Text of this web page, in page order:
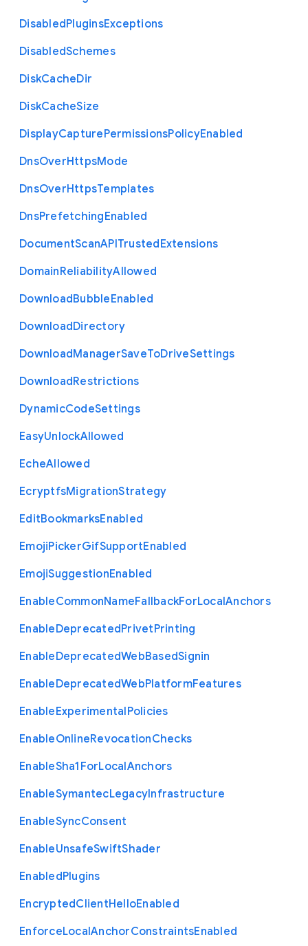
DisabledPluginsExceptions
DisabledSchemes
DiskCacheDir
DiskCacheSize
DisplayCapturePermissionsPolicyEnabled
DnsOverHttpsMode
DnsOverHttpsTemplates
DnsPrefetchingEnabled
DocumentScanAPITrustedExtensions
DomainReliabilityAllowed
DownloadBubbleEnabled
DownloadDirectory
DownloadManagerSaveToDriveSettings
DownloadRestrictions
DynamicCodeSettings
EasyUnlockAllowed
EcheAllowed
EcryptfsMigrationStrategy
EditBookmarksEnabled
EmojiPickerGifSupportEnabled
EmojiSuggestionEnabled
EnableCommonNameFallbackForLocalAnchors
EnableDeprecatedPrivetPrinting
EnableDeprecatedWebBasedSignin
EnableDeprecatedWebPlatformFeatures
EnableExperimentalPolicies
EnableOnlineRevocationChecks
EnableSha1 ForLocalAnchors
EnableSymantecLegacyInfrastructure
EnableSyncConsent
EnableUnsafeSwiftShader
EnabledPlugins
EncryptedClientHelloEnabled
EnforceLocalAnchorConstraintsEnabled